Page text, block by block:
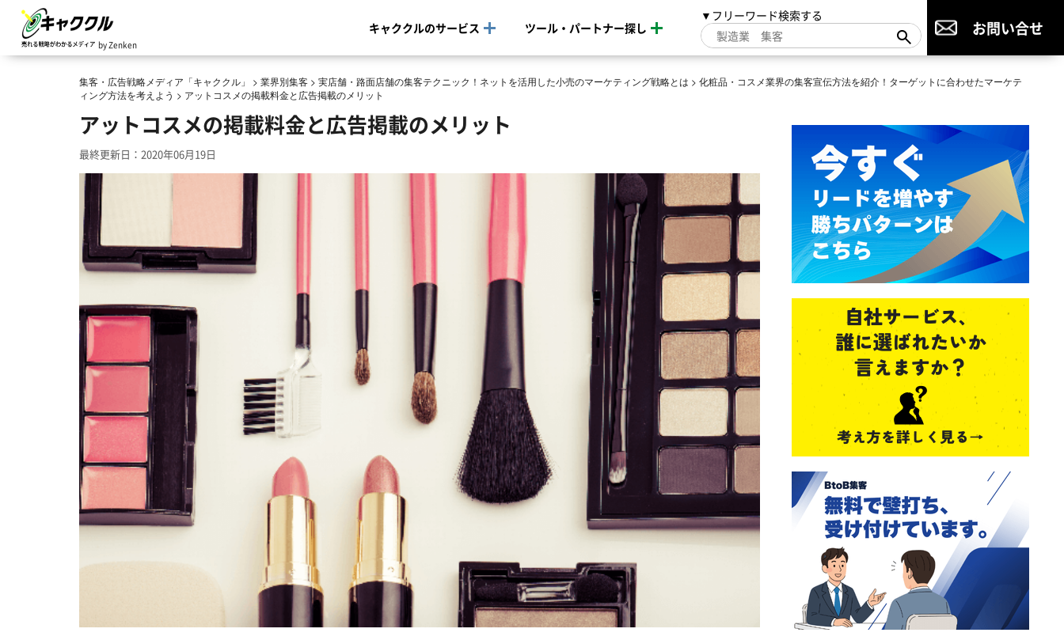
by Zenken
キャククルのサービス ツール・パートナー探し
▼フリーワード検索する
お問い合せ
集客・広告戦略メディア「キャククル」 > 業界別集客 > 実店舗・路面店舗の集客テクニック！ネットを活用した小売のマーケティング戦略とは > 化粧品・コスメ業界の集客宣伝方法を紹介！ターゲットに合わせたマーケテ
ィング方法を考えよう > アットコスメの掲載料金と広告掲載のメリット
アットコスメの掲載料金と広告掲載のメリット
最終更新日：2020年06月19日